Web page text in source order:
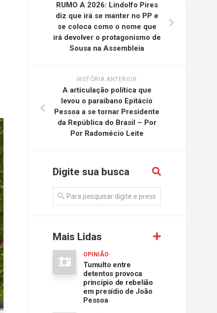
RUMO A 2026: Lindolfo Pires
diz que irá se manter no PP e
se coloca como o nome que
irá devolver o protagonismo de
Sousa na Assembleia
HISTÓRIA ANTERIOR
A articulação política que
levou o paraibano Epitácio
Pessoa a se tornar Presidente
da República do Brasil – Por
Por Radomécio Leite
Digite sua busca
Mais Lidas
OPINIÃO
Tumulto entre
detentos provoca
princípio de rebelião
em presídio de João
Pessoa